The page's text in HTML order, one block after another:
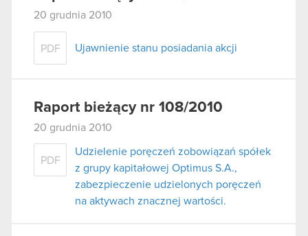
20 grudnia 2010
PDF Ujawnienie stanu posiadania akcji
Raport bieżący nr 108/2010
20 grudnia 2010
PDF
Udzielenie poręczeń zobowiązań spółek
z grupy kapitałowej Optimus S.A.,
zabezpieczenie udzielonych poręczeń
na aktywach znacznej wartości.